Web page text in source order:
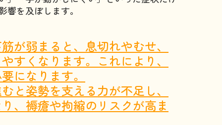
を及ぼします。
が弱まると、息切れやむせ、
すくなります。これにより、
になります。
と姿勢を支える力が不足し、
、褥瘡や拘縮のリスクが高ま